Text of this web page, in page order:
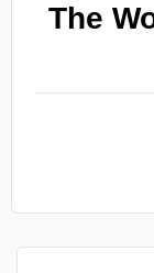
The